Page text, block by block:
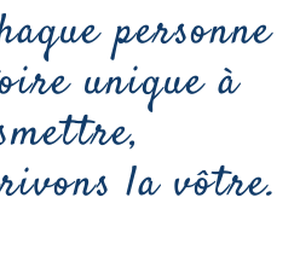
personne
unique à
la vôtre.